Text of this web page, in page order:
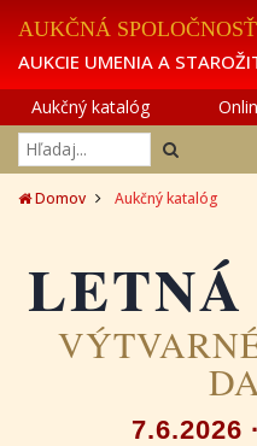
AUKČNÁ
AUKCIE UMENIA A
Aukčný katalóg
Domov Aukčný katalóg
7.6.2026